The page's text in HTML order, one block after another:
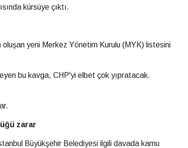
kürsüye çıktı.
yeni Merkez Yönetim Kurulu (MYK) listesini
bu kavga, CHP'yi elbet çok yıpratacak.
zarar
Büyükşehir Belediyesi ilgili davada kamu